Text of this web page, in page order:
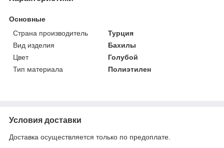
Основные
Страна производитель
Турция
Вид изделия
Бахилы
Цвет
Голубой
Тип материала
Полиэтилен
Условия доставки
Доставка осуществляется только по предоплате.